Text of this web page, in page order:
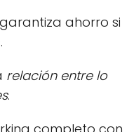
ahorro si
relación entre lo
.